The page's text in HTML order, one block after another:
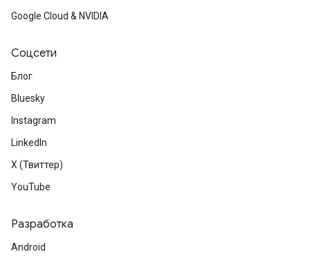
Google Cloud & NVIDIA
Соцсети
Блог
Bluesky
Instagram
LinkedIn
X (Твиттер)
YouTube
Разработка
Android